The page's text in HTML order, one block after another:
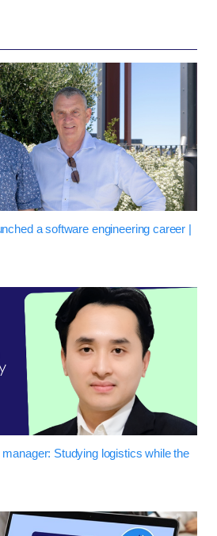
a software engineering career |
Studying logistics while the